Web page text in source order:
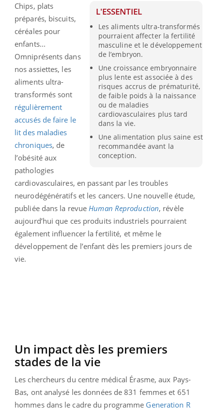
L'ESSENTIEL
Les aliments ultra-transformés
pourraient affecter la fertilité
masculine et le développement
de l’embryon.
Une croissance embryonnaire
plus lente est associée à des
risques accrus de prématurité,
de faible poids à la naissance
ou de maladies
cardiovasculaires plus tard
dans la vie.
Une alimentation plus saine est
recommandée avant la
conception.
Chips, plats
préparés, biscuits,
céréales pour
enfants...
Omniprésents dans
nos assiettes, les
aliments ultra-
transformés sont
régulièrement
accusés de faire le
lit des maladies
chroniques, de
l’obésité aux
pathologies
cardiovasculaires, en passant par les troubles
neurodégénératifs et les cancers. Une nouvelle étude,
publiée dans la revue Human Reproduction, révèle
aujourd’hui que ces produits industriels pourraient
également influencer la fertilité, et même le
développement de l’enfant dès les premiers jours de
vie.
Un impact dès les premiers
stades de la vie
Les chercheurs du centre médical Érasme, aux Pays-
Bas, ont analysé les données de 831 femmes et 651
hommes dans le cadre du programme Generation R